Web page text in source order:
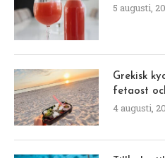
5 augusti,
Grekisk
fetaost
4 augusti,